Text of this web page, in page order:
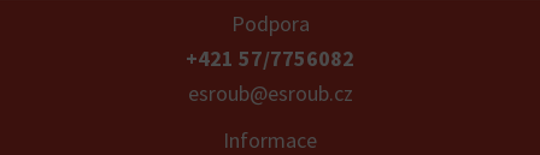
Podpora
+421 57/7756082
esroub@esroub.cz
Informace